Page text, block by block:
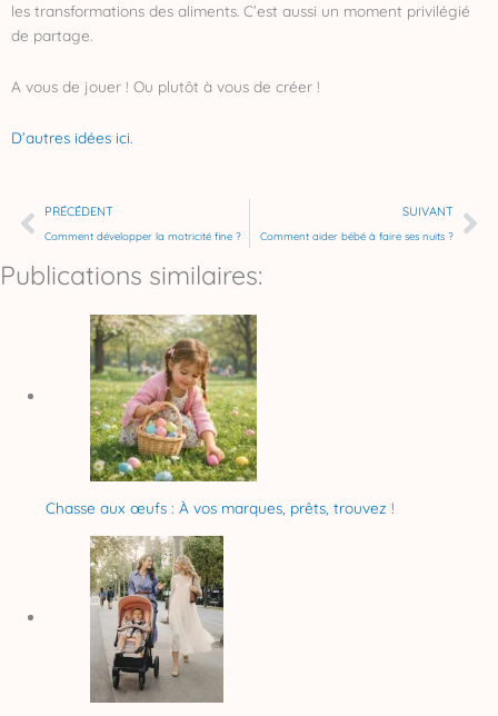
les transformations des aliments. C’est aussi un moment privilégié
de partage.
A vous de jouer ! Ou plutôt à vous de créer !
D’autres idées ici.
Précédent
PRÉCÉDENT
Comment développer la motricité fine ?
SUIVANT
Comment aider bébé à faire ses nuits ?
Publications similaires:
Chasse aux œufs : À vos marques, prêts, trouvez !